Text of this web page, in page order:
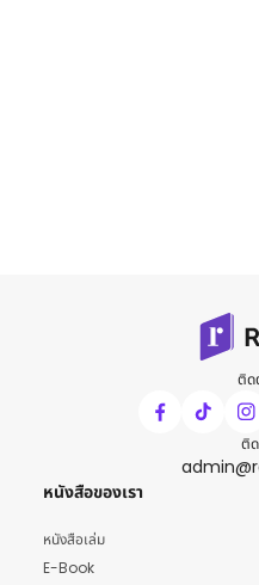
ติด
ติ
หนังสือของเรา
หนังสือเล่ม
E-Book